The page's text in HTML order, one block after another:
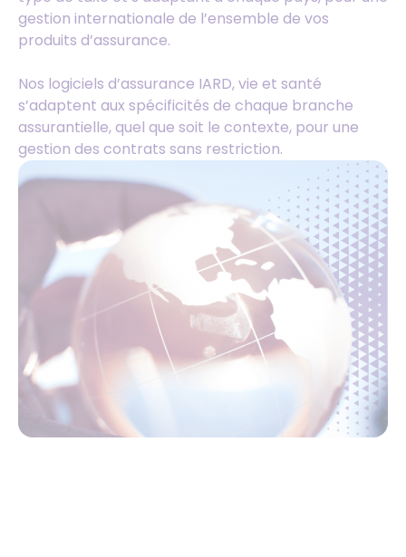
gestion internationale de l’ensemble de vos
produits d’assurance.
Nos logiciels d’assurance IARD, vie et santé
s’adaptent aux spécificités de chaque branche
assurantielle, quel que soit le contexte, pour une
gestion des contrats sans restriction.